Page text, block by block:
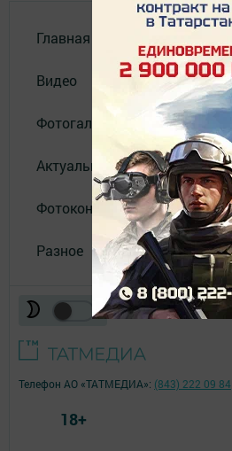
Главная
Видео
Фотогалереи
Актуальное видео
Фотоконкурс
Разное
Телефон АО «ТАТМЕДИА»: (843) 222 09 84
18+